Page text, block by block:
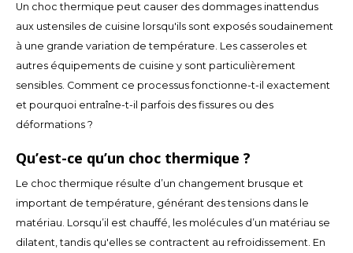
Cast Iron Cookware
Carbon Steel Cookware
Stainless Steel Cookware
Nederlands
Deutsch
English
Español
Polski
EUR
USD
AUD
CAD
CHF
Un choc thermique peut causer des dommages inattendus
aux ustensiles de cuisine lorsqu'ils sont exposés soudainement
à une grande variation de température. Les casseroles et
autres équipements de cuisine y sont particulièrement
sensibles. Comment ce processus fonctionne-t-il exactement
et pourquoi entraîne-t-il parfois des fissures ou des
déformations ?
Qu’est-ce qu’un choc thermique ?
Le choc thermique résulte d’un changement brusque et
important de température, générant des tensions dans le
matériau. Lorsqu’il est chauffé, les molécules d’un matériau se
dilatent, tandis qu'elles se contractent au refroidissement. En